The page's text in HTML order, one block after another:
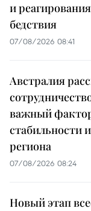
и
бедствия
07/08/2026 08:41
Австралия
важный
стабильности
региона
07/08/2026 08:24
Новый этап